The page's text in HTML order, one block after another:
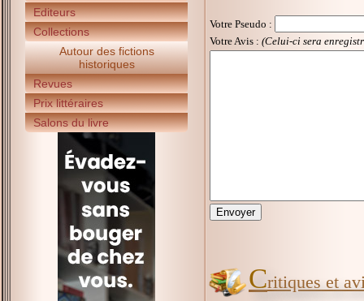
Editeurs
Collections
Autour des fictions
historiques
Revues
Prix littéraires
Salons du livre
Votre Pseudo :
Votre Avis : (Celui-ci sera
Critiques et